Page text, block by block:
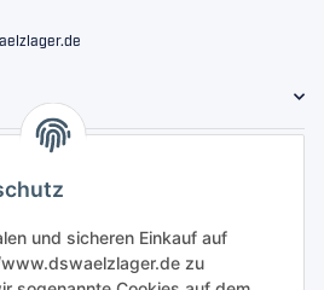
und sicheren Einkauf auf
zu